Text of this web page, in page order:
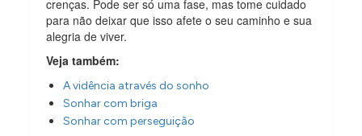
crenças. Pode ser só uma fase, mas tome cuidado
para não deixar que isso afete o seu caminho e sua
alegria de viver.
Veja também:
A vidência através do sonho
Sonhar com briga
Sonhar com perseguição